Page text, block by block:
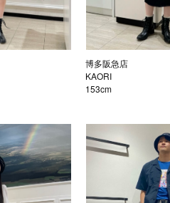
博多阪急店
KAORI
153cm